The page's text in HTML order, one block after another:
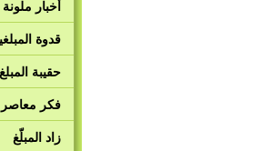
أخبار ملونة
قدوة
حقيبة المبلغ
فكر معاصر
زاد المبلّغ